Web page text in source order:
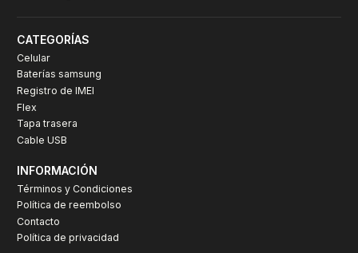
CATEGORÍAS
Celular
Baterías samsung
Registro de IMEI
Flex
Tapa trasera
Cable USB
INFORMACIÓN
Términos y Condiciones
Política de reembolso
Contacto
Política de privacidad